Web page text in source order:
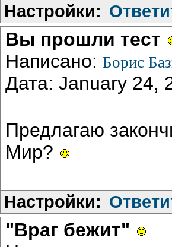
Настройки:
Вы прошли тест
Написано: Борис
Дата: January 24,
Предлагаю
Мир?
Настройки:
"Враг бежит"